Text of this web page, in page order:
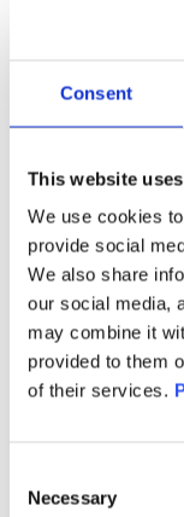
Consent
This website
We use cookies
provide social
We also share
our social media,
may combine it
provided to them
of their services.
Selection
Necessary
de succession
convention
recherche pour
l’aide de
France.
Notre mission
la législation en
choix dans les
lumière les
vers une
pays. Grâce à